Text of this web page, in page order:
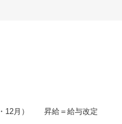
■カフェスペースあり ・ウォ
サーバー ・ティーメーカー ■
偶者のうち、年長者の誕生月に休
12月） 昇給＝給与改定